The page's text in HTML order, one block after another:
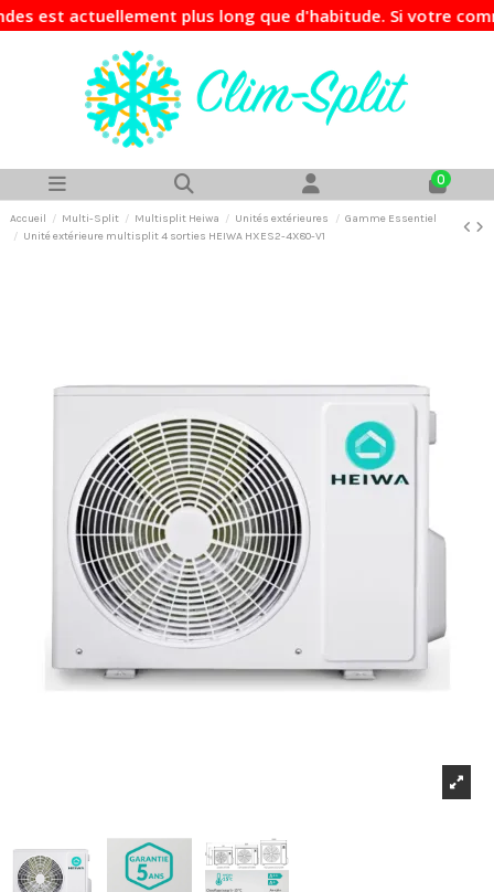
plus long que d'habitude. Si votre
0
Accueil Multi-Split Multisplit Heiwa Unités extérieures
Gamme Essentiel
Unité extérieure multisplit 4 sorties HEIWA HXES2-4X80-V1